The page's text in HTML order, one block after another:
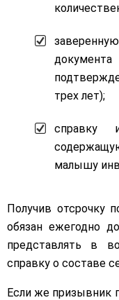
трех лет);
справку
малышу
Получив отсрочку
обязан ежегодно
представлять в
справку о составе
Если же призывник